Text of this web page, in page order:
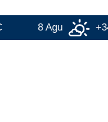
+34°C